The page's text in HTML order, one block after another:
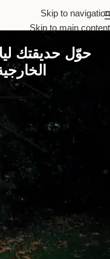
Skip to navigation
Skip to main content
حوّل حديقتك
اكتشفوا كيف تُضيء الإضاءة
الخارجية بأسلوب آمن
الخارجية وتطبيقاتها المتنوعة.
الإضاءة الخارجية
الشامل لإنارة
تعتبر المساحات الخارجية
حيويًا في تعزيز جمالية
أو مساحات عامة، أو واجهات
المناسبة لا تقتصر على